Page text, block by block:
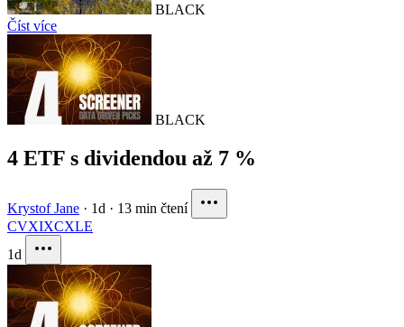
BLACK
Číst více
BLACK
4 ETF s dividendou až 7 %
Krystof Jane · 1d · 13 min čtení
CVXIXCXLE
1d